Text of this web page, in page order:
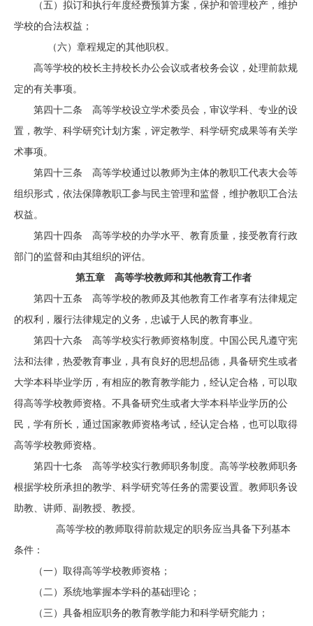
（五）拟订和执行年度经费预算方案，保护和管理校产，维护
学校的合法权益；
（六）章程规定的其他职权。
高等学校的校长主持校长办公会议或者校务会议，处理前款规
定的有关事项。
第四十二条 高等学校设立学术委员会，审议学科、专业的设
置，教学、科学研究计划方案，评定教学、科学研究成果等有关学
术事项。
第四十三条 高等学校通过以教师为主体的教职工代表大会等
组织形式，依法保障教职工参与民主管理和监督，维护教职工合法
权益。
第四十四条 高等学校的办学水平、教育质量，接受教育行政
部门的监督和由其组织的评估。
第五章 高等学校教师和其他教育工作者
第四十五条 高等学校的教师及其他教育工作者享有法律规定
的权利，履行法律规定的义务，忠诚于人民的教育事业。
第四十六条 高等学校实行教师资格制度。中国公民凡遵守宪
法和法律，热爱教育事业，具有良好的思想品德，具备研究生或者
大学本科毕业学历，有相应的教育教学能力，经认定合格，可以取
得高等学校教师资格。不具备研究生或者大学本科毕业学历的公
民，学有所长，通过国家教师资格考试，经认定合格，也可以取得
高等学校教师资格。
第四十七条 高等学校实行教师职务制度。高等学校教师职务
根据学校所承担的教学、科学研究等任务的需要设置。教师职务设
助教、讲师、副教授、教授。
高等学校的教师取得前款规定的职务应当具备下列基本
条件：
（一）取得高等学校教师资格；
（二）系统地掌握本学科的基础理论；
（三）具备相应职务的教育教学能力和科学研究能力；